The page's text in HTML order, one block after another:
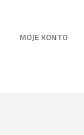
MOJE KONTO